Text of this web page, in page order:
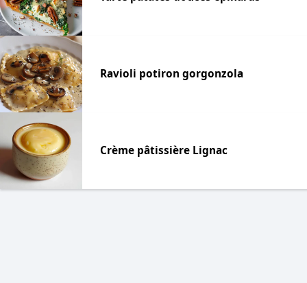
Ravioli potiron gorgonzola
Crème pâtissière Lignac